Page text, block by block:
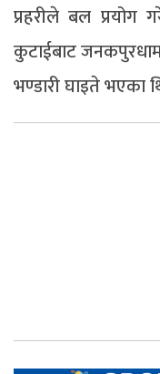
प्रहरीले बल प्रयोग
कुटाईबाट जनकपुरधाम
भण्डारी घाइते भएका